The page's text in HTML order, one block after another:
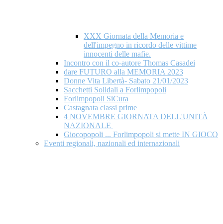
XXX Giornata della Memoria e
dell'impegno in ricordo delle vittime
innocenti delle mafie.
Incontro con il co-autore Thomas Casadei
dare FUTURO alla MEMORIA 2023
Donne Vita Libertà- Sabato 21/01/2023
Sacchetti Solidali a Forlimpopoli
Forlimpopoli SiCura
Castagnata classi prime
4 NOVEMBRE GIORNATA DELL'UNITÀ
NAZIONALE
Giocopopoli ... Forlimpopoli si mette IN GIOCO
Eventi regionali, nazionali ed internazionali